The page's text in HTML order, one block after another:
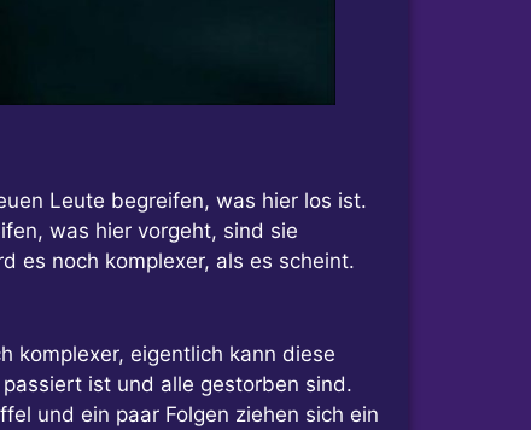
Leute begreifen, was hier los ist.
was hier vorgeht, sind sie
es noch komplexer, als es scheint.
komplexer, eigentlich kann diese
ist und alle gestorben sind.
und ein paar Folgen ziehen sich ein